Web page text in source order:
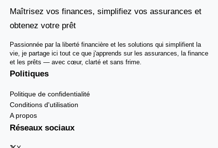
Maîtrisez vos finances, simplifiez vos assurances et
obtenez votre prêt
Passionnée par la liberté financière et les solutions qui simplifient la
vie, je partage ici tout ce que j'apprends sur les assurances, la finance
et les prêts — avec cœur, clarté et sans frime.
Politiques
Politique de confidentialité
Conditions d'utilisation
A propos
Réseaux sociaux